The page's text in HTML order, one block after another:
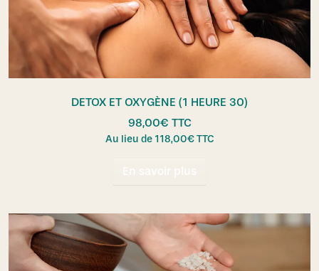
DETOX ET OXYGÈNE (1 HEURE 30)
98,00€ TTC
Au lieu de 118,00€TTC
En savoir plus